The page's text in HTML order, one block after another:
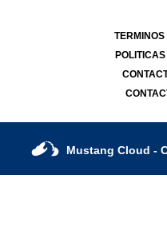
Mustang Cloud -